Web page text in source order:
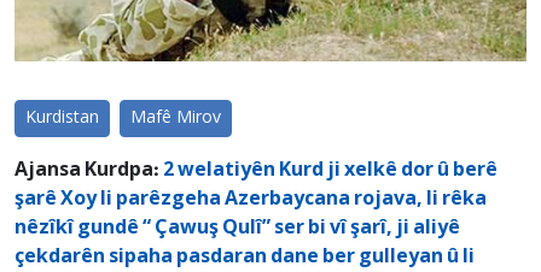
Kurdistan Mafê Mirov
Ajansa Kurdpa: 2 welatiyên Kurd ji xelkê dor û berê
şarê Xoy li parêzgeha Azerbaycana rojava, li rêka
nêzîkî gundê “ Çawuş Qulî” ser bi vî şarî, ji aliyê
çekdarên sipaha pasdaran dane ber gulleyan û li